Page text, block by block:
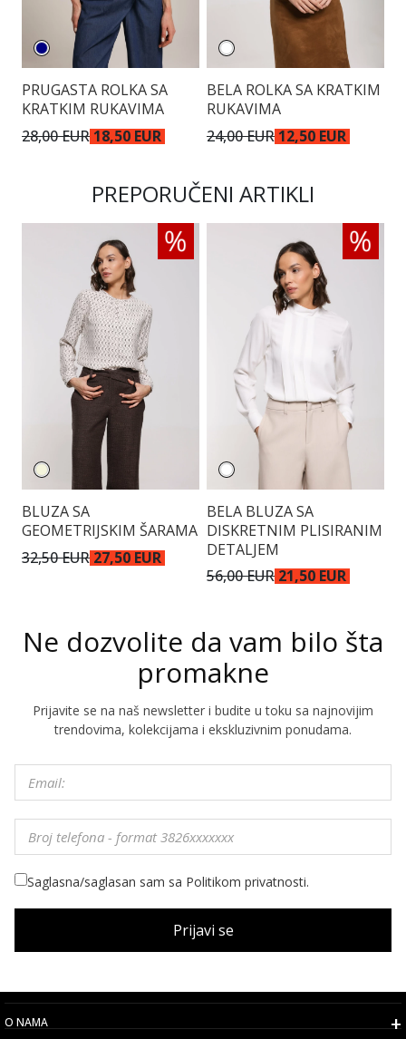
PRUGASTA ROLKA SA
KRATKIM RUKAVIMA
28,00 EUR18,50 EUR
BELA ROLKA SA KRATKIM
RUKAVIMA
24,00 EUR12,50 EUR
PREPORUČENI ARTIKLI
BLUZA SA
GEOMETRIJSKIM ŠARAMA
32,50 EUR 27,50 EUR
BELA BLUZA SA
DISKRETNIM PLISIRANIM
DETALJEM
56,00 EUR21,50 EUR
Ne dozvolite da vam bilo šta
promakne
Prijavite se na naš newsletter i budite u toku sa najnovijim
trendovima, kolekcijama i ekskluzivnim ponudama.
Saglasna/saglasan sam sa Politikom privatnosti.
Prijavi se
O NAMA